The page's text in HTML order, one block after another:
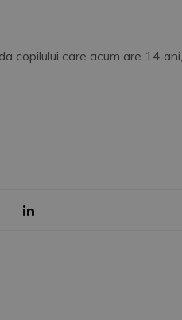
copilului care acum are 14